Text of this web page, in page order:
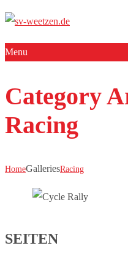
Menu
Category
Racing
HomeGalleriesRacing
CYCLE RALLY
SEITEN